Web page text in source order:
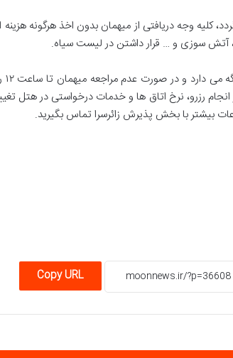
کلیه وجه دریافتی از میهمان بدون اخذ هرگونه
آتش سوزی و … قرار داشتن در لیست سیاه.
رزرو، نرخ اتاق ها و خدمات درخواستی در هتل
بیشتر با بخش پذیرش زائرسرا تماس بگیرید.
Copy URL